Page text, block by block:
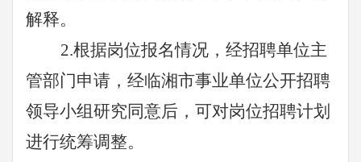
解释。
2.根据岗位报名情况，经招聘单位主
管部门申请，经临湘市事业单位公开招聘
领导小组研究同意后，可对岗位招聘计划
进行统筹调整。